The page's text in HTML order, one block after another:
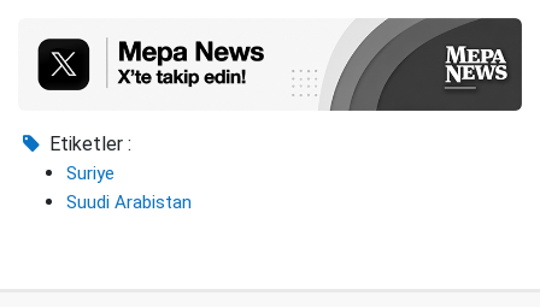
Etiketler :
Suriye
Suudi Arabistan